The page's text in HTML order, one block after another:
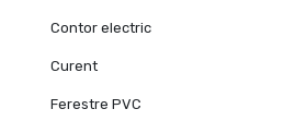
Contor electric
Curent
Ferestre PVC